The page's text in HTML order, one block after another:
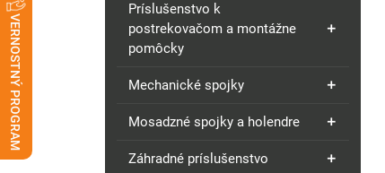
Príslušenstvo k
postrekovačom a montážne
pomôcky
Mechanické spojky
Mosadzné spojky a holendre
Záhradné príslušenstvo
VERNOSTNÝ PROGRAM